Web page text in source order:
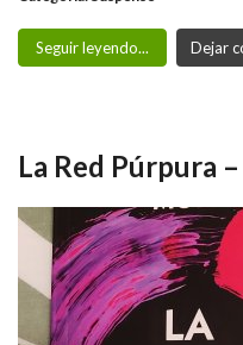
Seguir leyendo... Dejar
La Red Púrpura